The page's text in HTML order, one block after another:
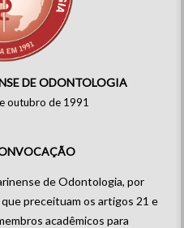
DE ODONTOLOGIA
outubro de 1991
de Odontologia, por
preceituam os artigos 21 e
acadêmicos para